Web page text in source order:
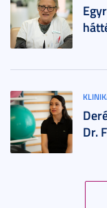
Dr.